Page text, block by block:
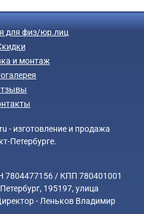
для физ/юр.лиц
и монтаж
- изготовление и продажа
Петербурге.
7804477156 / КПП 780401001
195197, улица
- Леньков Владимир